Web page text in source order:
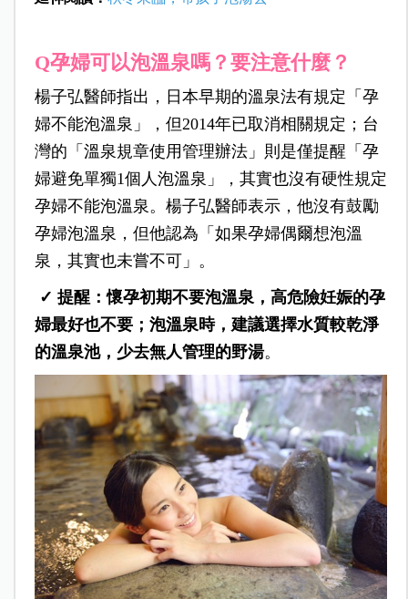
Q孕婦可以泡溫泉嗎？要注意什麼？
楊子弘醫師指出，日本早期的溫泉法有規定「孕
婦不能泡溫泉」，但2014年已取消相關規定；台
灣的「溫泉規章使用管理辦法」則是僅提醒「孕
婦避免單獨1個人泡溫泉」，其實也沒有硬性規定
孕婦不能泡溫泉。楊子弘醫師表示，他沒有鼓勵
孕婦泡溫泉，但他認為「如果孕婦偶爾想泡溫
泉，其實也未嘗不可」。
✓ 提醒：懷孕初期不要泡溫泉，高危險妊娠的孕
婦最好也不要；泡溫泉時，建議選擇水質較乾淨
的溫泉池，少去無人管理的野湯。